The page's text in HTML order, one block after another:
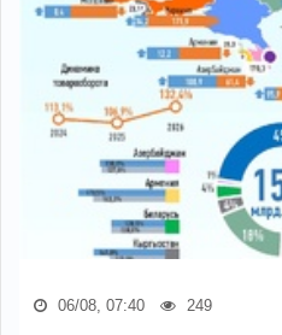
06/08, 07:40 249